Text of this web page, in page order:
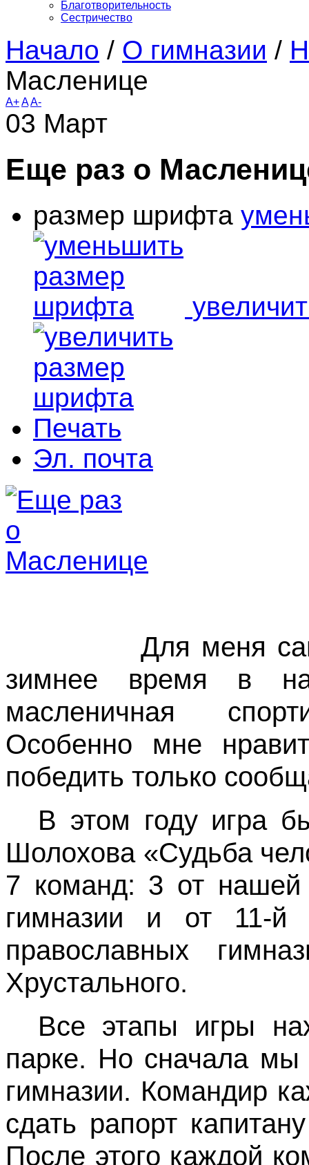
Благотворительность
Сестричество
Начало / О гимназии /
Масленице
A+AA-
03 Март
Еще раз о
размер шрифта
Печать
Эл. почта
Для меня
зимнее время в
масленичная
Особенно мне
победить только
В этом году игра
Шолохова «Судьба
7 команд: 3 от нашей
гимназии и от 11-
православных
Хрустального.
Все этапы игры
парке. Но сначала мы
гимназии. Командир
сдать рапорт
После этого каждой